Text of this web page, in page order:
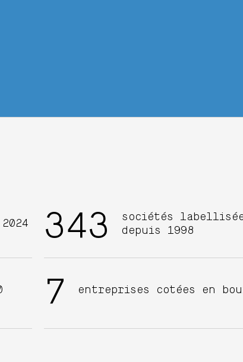
343
sociétés
depuis 1998
7 entreprises cotées en